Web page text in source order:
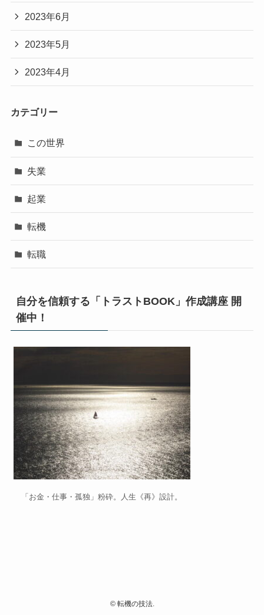
2023年6月
2023年5月
2023年4月
カテゴリー
この世界
失業
起業
転機
転職
自分を信頼する「トラストBOOK」作成講座 開
催中！
「お金・仕事・孤独」粉砕。人生《再》設計。
©転機の技法.